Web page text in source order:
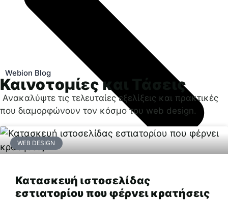
Προηγούμενο
Επόμενο
Webion Blog
Καινοτομίες και Τάσεις
Ανακαλύψτε τις τελευταίες εξελίξεις και πρακτικές
που διαμορφώνουν τον κόσμο του web design.
WEB DESIGN
Κατασκευή ιστοσελίδας
εστιατορίου που φέρνει κρατήσεις